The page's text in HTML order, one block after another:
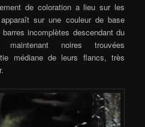
de coloration a lieu sur les
sur une couleur de base
incomplètes descendant du
noires trouvées
médiane de leurs flancs, très